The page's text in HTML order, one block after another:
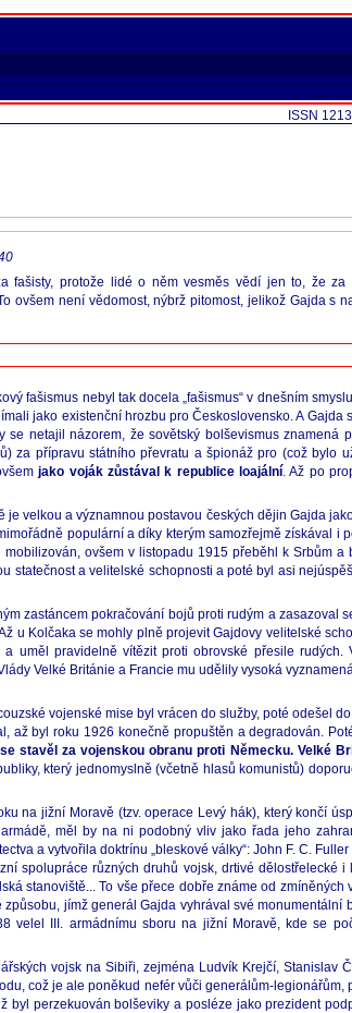
ISSN
fašisty, protože lidé o něm vesměs vědí jen to, že za
ovšem není vědomost, nýbrž pitomost, jelikož Gajda s
fašismus nebyl tak docela „fašismus“ v dnešním
jako existenční hrozbu pro Československo. A Gajda
netajil názorem, že sovětský bolševismus znamená
za přípravu státního převratu a špionáž pro (což bylo
jako voják zůstával k republice loajální. Až po
velkou a významnou postavou českých dějin Gajda
populární a díky kterým samozřejmě získával i
ovšem v listopadu 1915 přeběhl k Srbům a
statečnost a velitelské schopnosti a poté byl asi
zastáncem pokračování bojů proti rudým a zasazoval
u Kolčaka se mohly plně projevit Gajdovy velitelské
uměl pravidelně vítězit proti obrovské přesile rudých.
Velké Británie a Francie mu udělily vysoká
vojenské mise byl vrácen do služby, poté odešel
až byl roku 1926 konečně propuštěn a degradován.
stavěl za vojenskou obranu proti Německu. Velké
který jednomyslně (včetně hlasů komunistů)
na jižní Moravě (tzv. operace Levý hák), který končí
měl by na ni podobný vliv jako řada jeho
a vytvořila doktrínu „bleskové války“: John F. C. Fuller
spolupráce různých druhů vojsk, drtivé dělostřelecké i
stanoviště... To vše přece dobře známe od zmíněných
jímž generál Gajda vyhrával své monumentální
velel III. armádnímu sboru na jižní Moravě, kde se
vojsk na Sibiři, zejména Ludvík Krejčí, Stanislav
což je ale poněkud nefér vůči generálům-legionářům,
perzekuován bolševiky a posléze jako prezident